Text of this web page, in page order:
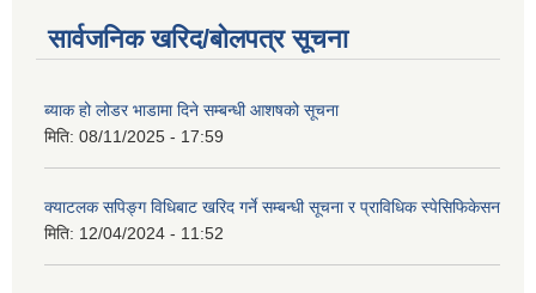
सार्वजनिक खरिद/बोलपत्र सूचना
ब्याक हो लोडर भाडामा दिने सम्बन्धी आशषको सूचना
मिति: 08/11/2025 - 17:59
क्याटलक सपिङ्ग विधिबाट खरिद गर्ने सम्बन्धी सूचना र प्राविधिक स्पेसिफिकेसन
मिति: 12/04/2024 - 11:52